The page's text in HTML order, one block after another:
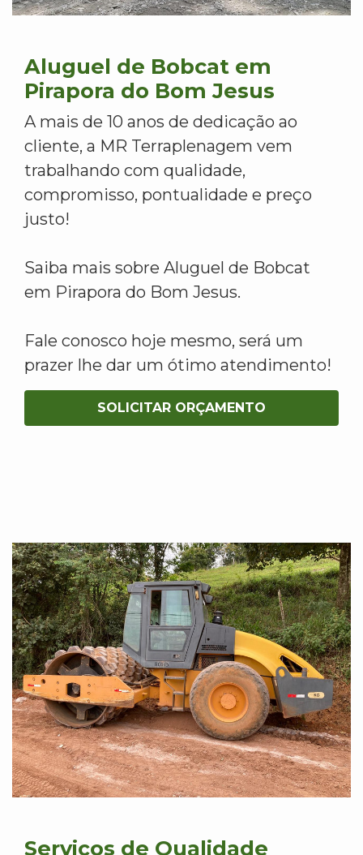
Aluguel de Bobcat em
Pirapora do Bom Jesus
A mais de 10 anos de dedicação ao
cliente, a MR Terraplenagem vem
trabalhando com qualidade,
compromisso, pontualidade e preço
justo!
Saiba mais sobre Aluguel de Bobcat
em Pirapora do Bom Jesus.
Fale conosco hoje mesmo, será um
prazer lhe dar um ótimo atendimento!
SOLICITAR ORÇAMENTO
Serviços de Qualidade